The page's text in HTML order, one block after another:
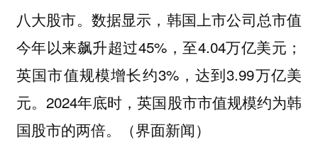
八大股市。数据显示，韩国上市公司总市值
今年以来飙升超过45%，至4.04万亿美元；
英国市值规模增长约3%，达到3.99万亿美
元。2024年底时，英国股市市值规模约为韩
国股市的两倍。（界面新闻）